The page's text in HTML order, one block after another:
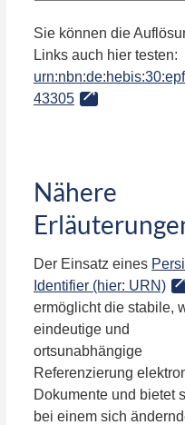
Sie können die
Links auch hier testen:
43305
Nähere
Der Einsatz eines
Identifier (hier: URN)
ermöglicht die stabile,
eindeutige und
ortsunabhängige
Referenzierung
Dokumente und bietet
bei einem sich